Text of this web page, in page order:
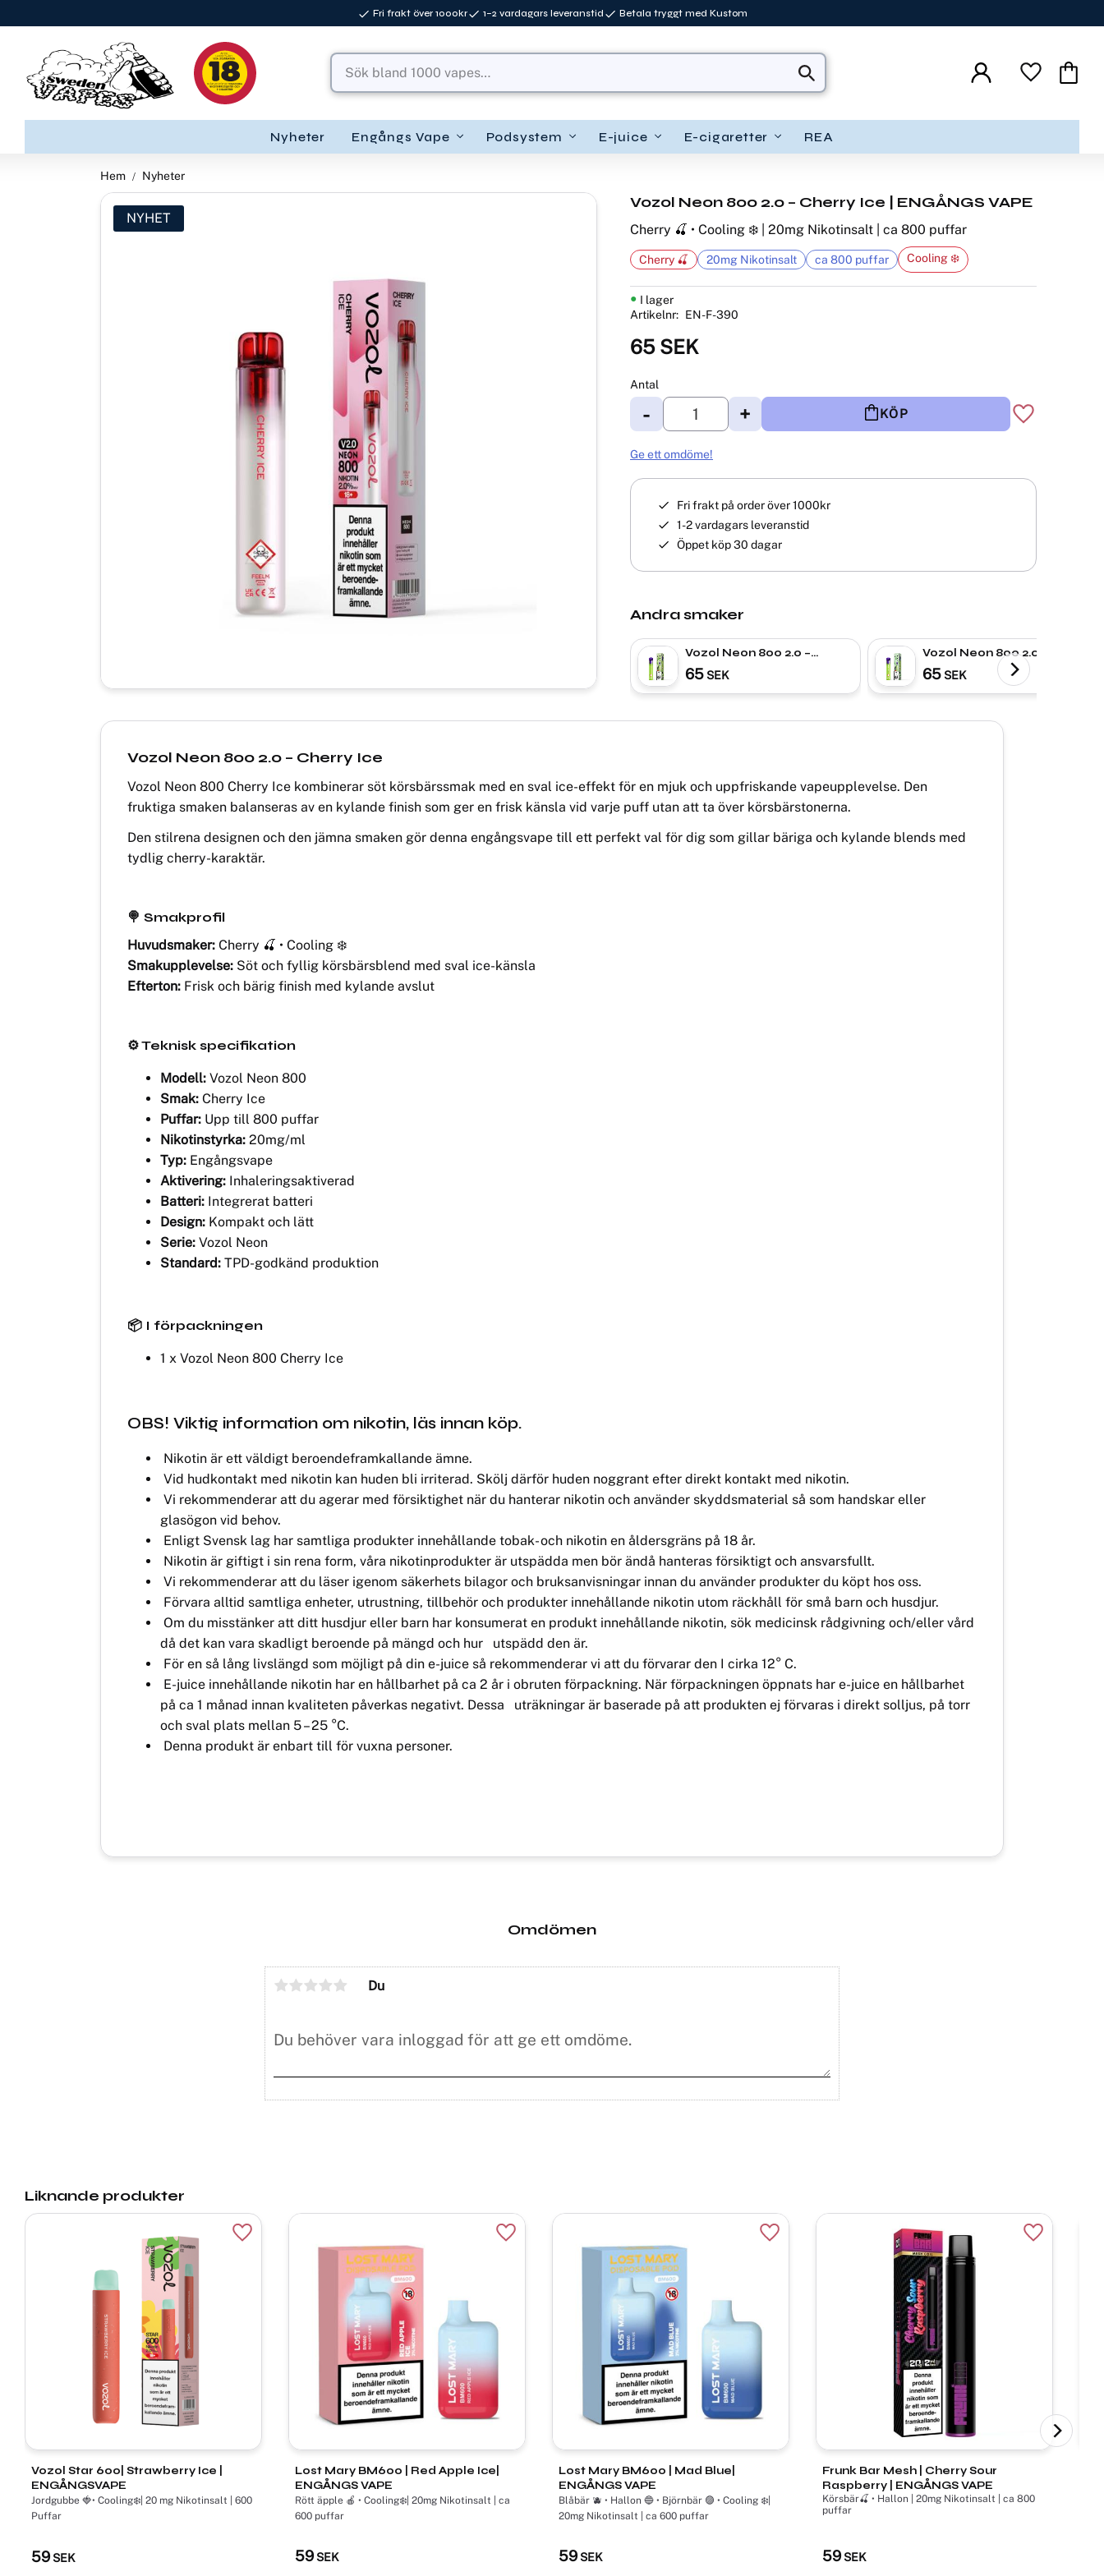
Fri frakt över 1000kr 1–2 vardagars leveranstid Betala tryggt med Kustom
Favoriter
Nyheter Engångs Vape Podsystem E-juice E-cigaretter REA
Hem Nyheter
NYHET
Vozol Neon 800 2.0 – Cherry Ice | ENGÅNGS VAPE
Cherry 🍒 • Cooling ❄️ | 20mg Nikotinsalt | ca 800 puffar
65SEK
Antal
+
- KÖP
Lägg till i
I lager
Artikelnr
EN-F-390
Cherry 🍒 20mg Nikotinsalt ca 800 puffar Cooling ❄️
Ge ett omdöme!
Fri frakt på order över 1000kr
1-2 vardagars leveranstid
Öppet köp 30 dagar
Andra smaker
Vozol Neon 800 2.0 –
Watermelon Lychee Guava
| ENGÅNGS VAPE
65SEK
Vozol Neon 800 2.0 –
Rainbow Candy| ENGÅNGS
VAPE
65SEK
Vozol Neon 800 2.0 – Cherry Ice
Vozol Neon 800 Cherry Ice kombinerar söt körsbärssmak med en sval ice-effekt för en mjuk och uppfriskande vapeupplevelse. Den
fruktiga smaken balanseras av en kylande finish som ger en frisk känsla vid varje puff utan att ta över körsbärstonerna.
Den stilrena designen och den jämna smaken gör denna engångsvape till ett perfekt val för dig som gillar bäriga och kylande blends med
tydlig cherry-karaktär.
🍭 Smakprofil
Huvudsmaker: Cherry 🍒 • Cooling ❄️
Smakupplevelse: Söt och fyllig körsbärsblend med sval ice-känsla
Efterton: Frisk och bärig finish med kylande avslut
⚙️ Teknisk specifikation
Modell: Vozol Neon 800
Smak: Cherry Ice
Puffar: Upp till 800 puffar
Nikotinstyrka: 20mg/ml
Typ: Engångsvape
Aktivering: Inhaleringsaktiverad
Batteri: Integrerat batteri
Design: Kompakt och lätt
Serie: Vozol Neon
Standard: TPD-godkänd produktion
📦 I förpackningen
1 x Vozol Neon 800 Cherry Ice
OBS! Viktig information om nikotin, läs innan köp.
Nikotin är ett väldigt beroendeframkallande ämne.
Vid hudkontakt med nikotin kan huden bli irriterad. Skölj därför huden noggrant efter direkt kontakt med nikotin.
Vi rekommenderar att du agerar med försiktighet när du hanterar nikotin och använder skyddsmaterial så som handskar eller
glasögon vid behov.
Enligt Svensk lag har samtliga produkter innehållande tobak- och nikotin en åldersgräns på 18 år.
Nikotin är giftigt i sin rena form, våra nikotinprodukter är utspädda men bör ändå hanteras försiktigt och ansvarsfullt.
Vi rekommenderar att du läser igenom säkerhets bilagor och bruksanvisningar innan du använder produkter du köpt hos oss.
Förvara alltid samtliga enheter, utrustning, tillbehör och produkter innehållande nikotin utom räckhåll för små barn och husdjur.
Om du misstänker att ditt husdjur eller barn har konsumerat en produkt innehållande nikotin, sök medicinsk rådgivning och/eller vård
då det kan vara skadligt beroende på mängd och hur utspädd den är.
För en så lång livslängd som möjligt på din e-juice så rekommenderar vi att du förvarar den I cirka 12° C.
E-juice innehållande nikotin har en hållbarhet på ca 2 år i obruten förpackning. När förpackningen öppnats har e-juice en hållbarhet
på ca 1 månad innan kvaliteten påverkas negativt. Dessa uträkningar är baserade på att produkten ej förvaras i direkt solljus, på torr
och sval plats mellan 5 – 25 °C.
Denna produkt är enbart till för vuxna personer.
Omdömen
Du
Liknande produkter
Vozol Star 600| Strawberry Ice |
ENGÅNGSVAPE
Jordgubbe 🍓• Cooling❄️| 20 mg Nikotinsalt | 600
Puffar
59 SEK
Lägg till i favoriter
Lost Mary BM600 ​| Red Apple Ice|
ENGÅNGS VAPE
Rött äpple 🍎 • Cooling❄️| 20mg Nikotinsalt | ca
600 puffar
59 SEK
Lägg till i favoriter
Lost Mary BM600 ​| Mad Blue|
ENGÅNGS VAPE
Blåbär 🫐 • Hallon 🔵 • Björnbär 🟣 • Cooling ❄️|
20mg Nikotinsalt | ca 600 puffar
59 SEK
Lägg till i favoriter
Frunk Bar Mesh | Cherry Sour
Raspberry | ENGÅNGS VAPE
Körsbär🍒 • Hallon | 20mg Nikotinsalt | ca 800
puffar
59 SEK
Lägg till i